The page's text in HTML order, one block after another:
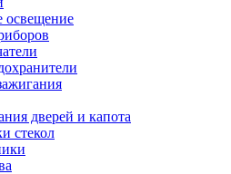
освещение
дверей и капота
стекол